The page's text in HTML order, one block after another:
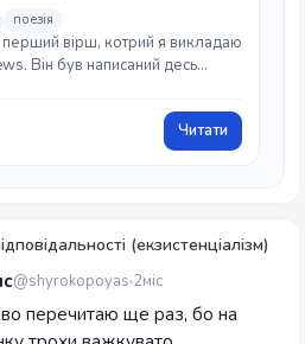
поезія
перший вірш, котрий я викладаю
Він був написаний десь
Читати
(екзистенціалізм)
@shyrokopoyas 2міс
перечитаю ще раз, бо на